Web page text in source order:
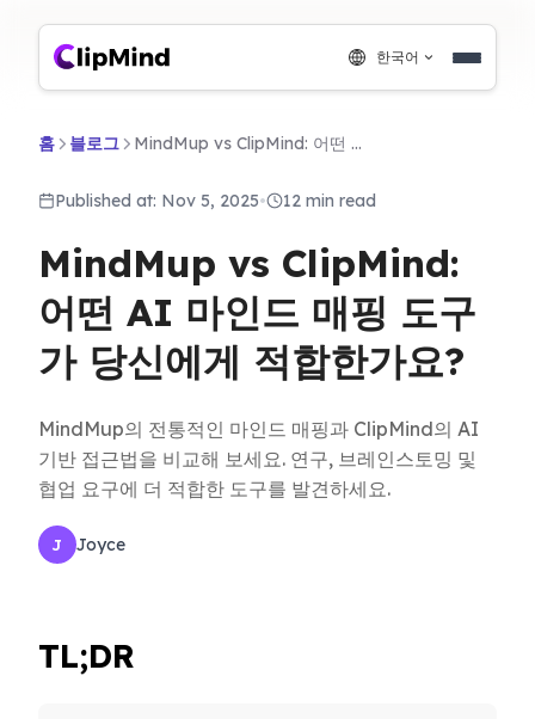
한국어
홈 블로그 MindMup vs ClipMind: 어떤 AI 마인드 매핑 도구가 당신에게 적합한가요?
Published at: Nov 5, 2025• 12 min read
MindMup vs ClipMind:
어떤 AI 마인드 매핑 도구
가 당신에게 적합한가요?
MindMup의 전통적인 마인드 매핑과 ClipMind의 AI
기반 접근법을 비교해 보세요. 연구, 브레인스토밍 및
협업 요구에 더 적합한 도구를 발견하세요.
J Joyce
TL;DR